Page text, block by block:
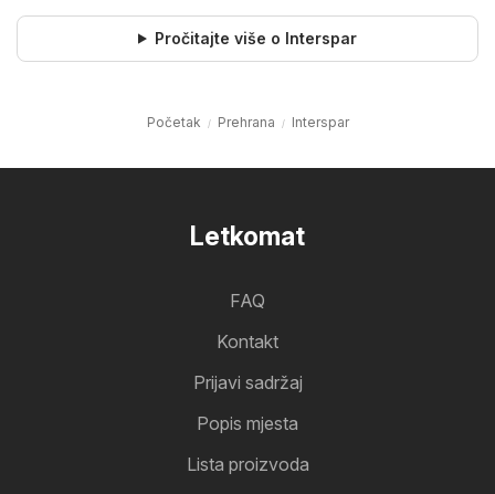
Pročitajte više o Interspar
Početak Prehrana Interspar
Letkomat
FAQ
Kontakt
Prijavi sadržaj
Popis mjesta
Lista proizvoda